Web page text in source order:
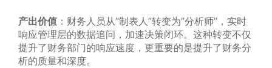
产出价值 ：财务人员从”制表人”转变为”分析师”，实时
响应管理层的数据追问，加速决策闭环。这种转变不仅
提升了财务部门的响应速度，更重要的是提升了财务分
析的质量和深度。